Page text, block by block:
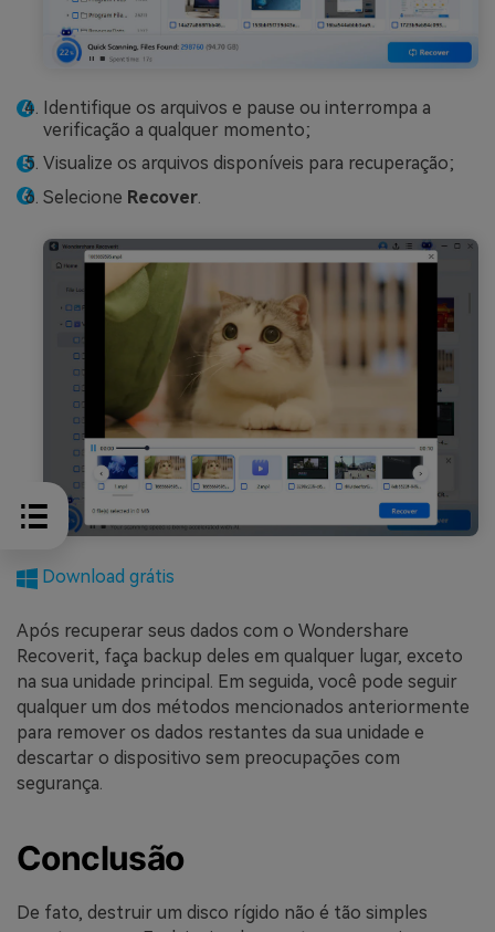
Identifique os arquivos e pause ou interrompa a
verificação a qualquer momento;
Visualize os arquivos disponíveis para recuperação;
Selecione Recover.
Download grátis
Após recuperar seus dados com o Wondershare
Recoverit, faça backup deles em qualquer lugar, exceto
na sua unidade principal. Em seguida, você pode seguir
qualquer um dos métodos mencionados anteriormente
para remover os dados restantes da sua unidade e
descartar o dispositivo sem preocupações com
segurança.
Conclusão
De fato, destruir um disco rígido não é tão simples